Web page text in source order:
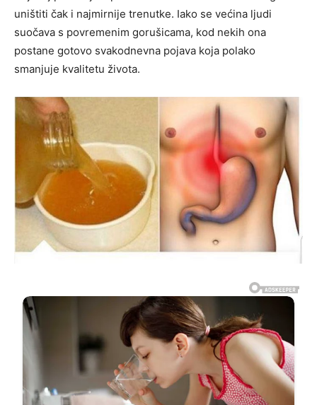
uništiti čak i najmirnije trenutke. Iako se većina ljudi
suočava s povremenim gorušicama, kod nekih ona
postane gotovo svakodnevna pojava koja polako
smanjuje kvalitetu života.